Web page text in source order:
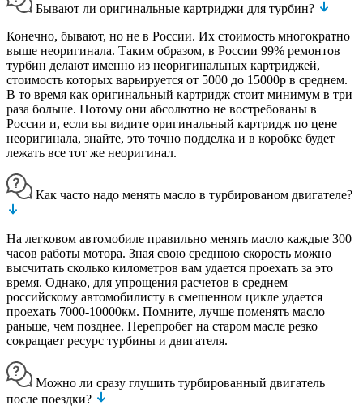
Бывают ли оригинальные картриджи для турбин?
Конечно, бывают, но не в России. Их стоимость многократно
выше неоригинала. Таким образом, в России 99% ремонтов
турбин делают именно из неоригинальных картриджей,
стоимость которых варьируется от 5000 до 15000р в среднем.
В то время как оригинальный картридж стоит минимум в три
раза больше. Потому они абсолютно не востребованы в
России и, если вы видите оригинальный картридж по цене
неоригинала, знайте, это точно подделка и в коробке будет
лежать все тот же неоригинал.
Как часто надо менять масло в турбированом двигателе?
На легковом автомобиле правильно менять масло каждые 300
часов работы мотора. Зная свою среднюю скорость можно
высчитать сколько километров вам удается проехать за это
время. Однако, для упрощения расчетов в среднем
российскому автомобилисту в смешенном цикле удается
проехать 7000-10000км. Помните, лучше поменять масло
раньше, чем позднее. Перепробег на старом масле резко
сокращает ресурс турбины и двигателя.
Можно ли сразу глушить турбированный двигатель
после поездки?